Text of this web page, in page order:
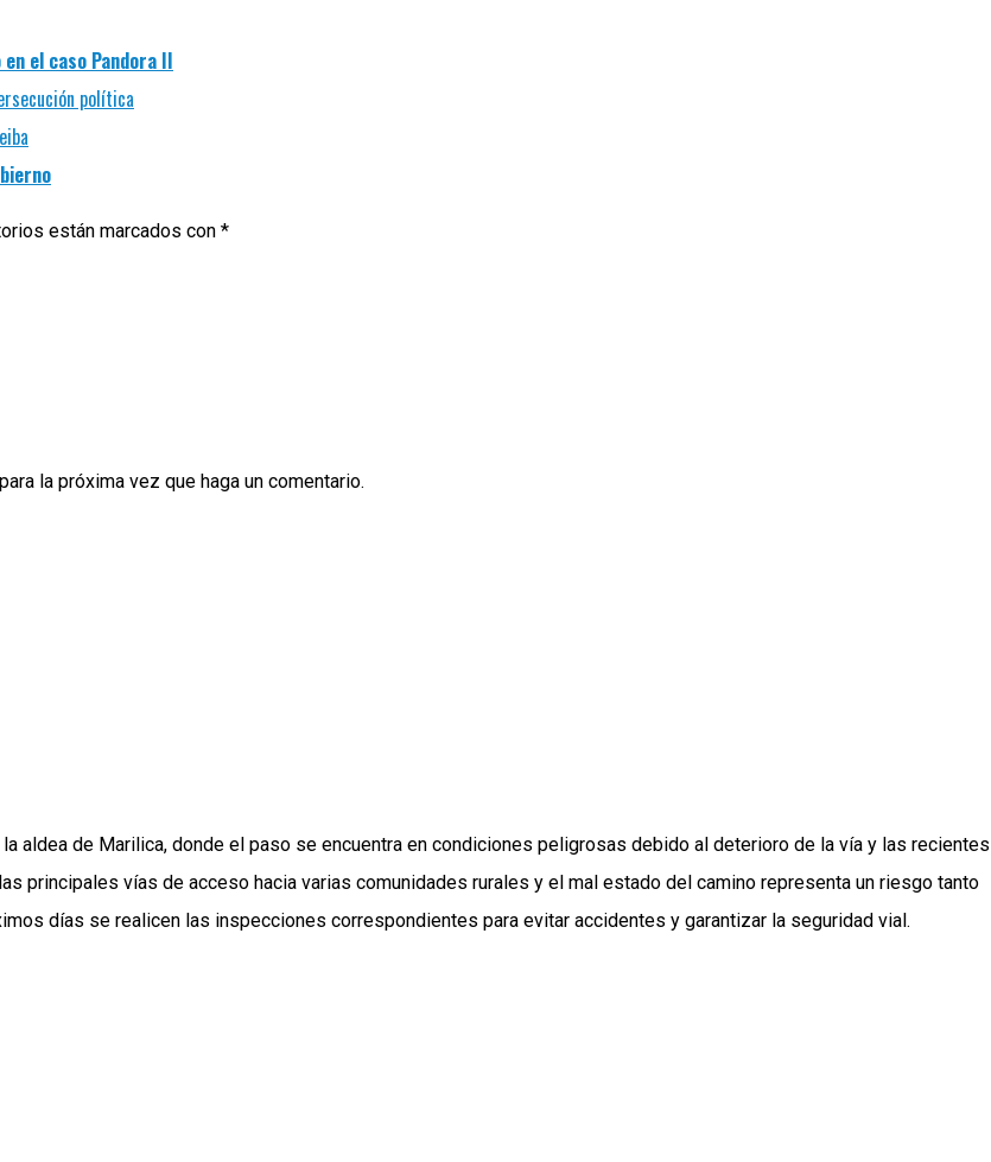
el caso Pandora II
política
están marcados con *
la próxima vez que haga un comentario.
aldea de Marilica, donde el paso se encuentra en condiciones peligrosas debido al deterioro de la vía y las recientes
principales vías de acceso hacia varias comunidades rurales y el mal estado del camino representa un riesgo tanto
días se realicen las inspecciones correspondientes para evitar accidentes y garantizar la seguridad vial.